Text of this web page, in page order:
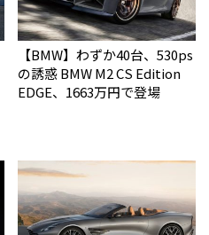
【BMW】わずか40台、530ps
の誘惑 BMW M2 CS Edition
EDGE、1663万円で登場